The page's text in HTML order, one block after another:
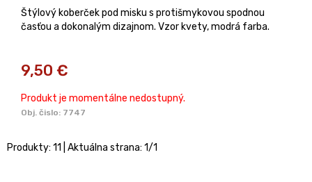
Štýlový koberček pod misku s protišmykovou spodnou
časťou a dokonalým dizajnom. Vzor kvety, modrá farba.
9,50 €
Produkt je momentálne nedostupný.
Obj. čislo: 7747
Produkty: 11 | Aktuálna strana: 1/1